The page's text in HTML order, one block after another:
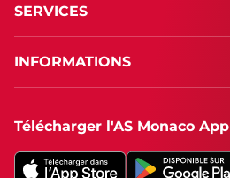
SERVICES
INFORMATIONS
Télécharger l'AS Monaco App